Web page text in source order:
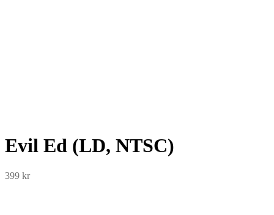
Evil Ed (LD, NTSC)
399 kr